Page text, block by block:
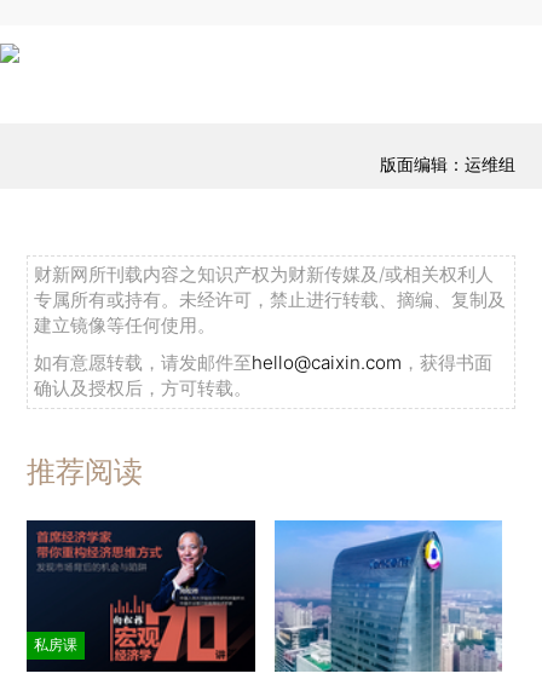
版面编辑：运维组
财新网所刊载内容之知识产权为财新传媒及/或相关权利人
专属所有或持有。未经许可，禁止进行转载、摘编、复制及
建立镜像等任何使用。
如有意愿转载，请发邮件至hello@caixin.com ，获得书面
确认及授权后，方可转载。
推荐阅读
私房课